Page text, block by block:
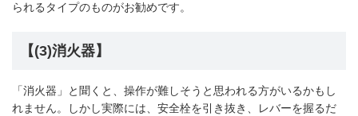
られるタイプのものがお勧めです。
【(3)消火器】
「消火器」と聞くと、操作が難しそうと思われる方がいるかもし
れません。しかし実際には、安全栓を引き抜き、レバーを握るだ